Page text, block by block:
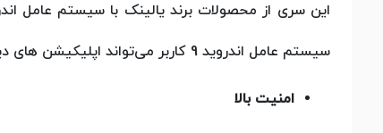
سیستم عامل اندروید 9 کاربر می‌تواند اپلیکیشن های دیگری را برای بهبود عملکرد وکارآمدی تلفن روی آن نصب کند.
امنیت بالا